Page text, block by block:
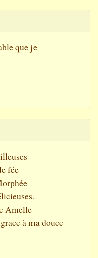
que je
fée
Amelle
à ma douce